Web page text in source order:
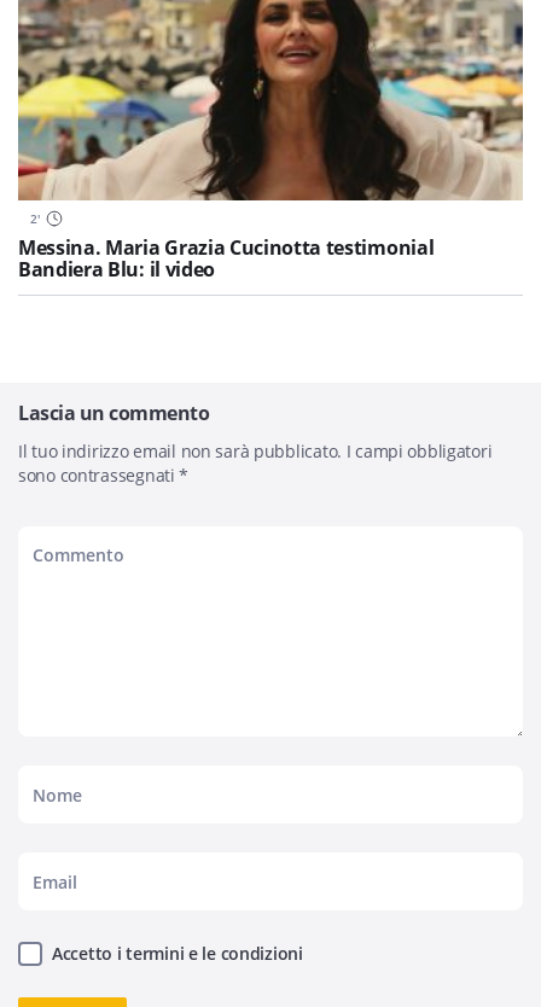
2'
Messina. Maria Grazia Cucinotta testimonial
Bandiera Blu: il video
Lascia un commento
Il tuo indirizzo email non sarà pubblicato. I campi obbligatori
sono contrassegnati*
Accetto i termini e le condizioni